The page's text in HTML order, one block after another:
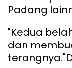
Padang
"Kedua
dan
terangnya.